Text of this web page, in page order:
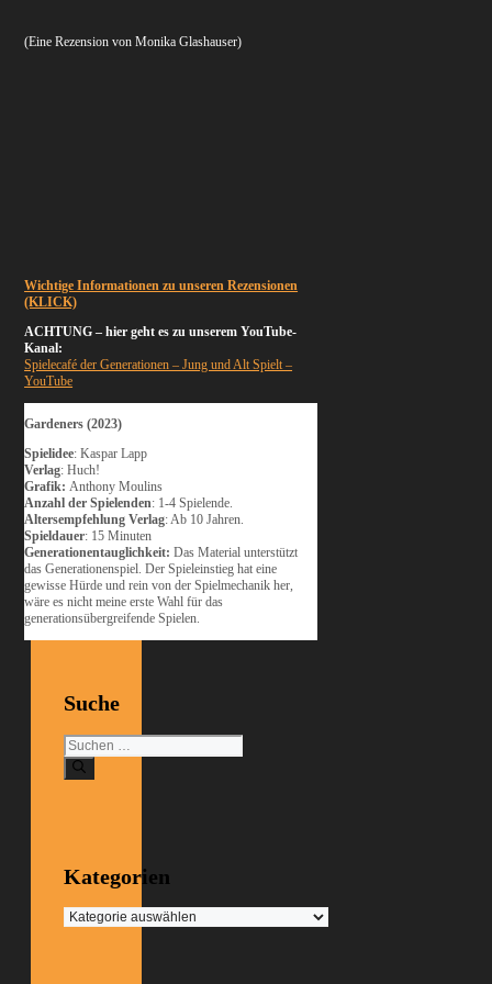
(Eine Rezension von Monika Glashauser)
Wichtige Informationen zu unseren Rezensionen
(KLICK)
ACHTUNG – hier geht es zu unserem YouTube-
Kanal:
Spielecafé der Generationen – Jung und Alt Spielt –
YouTube
Gardeners (2023)
Spielidee: Kaspar Lapp
Verlag: Huch!
Grafik:Anthony Moulins
Anzahl der Spielenden: 1-4 Spielende.
Altersempfehlung Verlag: Ab 10 Jahren.
Spieldauer: 15 Minuten
Generationentauglichkeit:Das Material unterstützt
das Generationenspiel. Der Spieleinstieg hat eine
gewisse Hürde und rein von der Spielmechanik her,
wäre es nicht meine erste Wahl für das
generationsübergreifende Spielen.
Suche
Suchen
nach:
Kategorien
Kategorien